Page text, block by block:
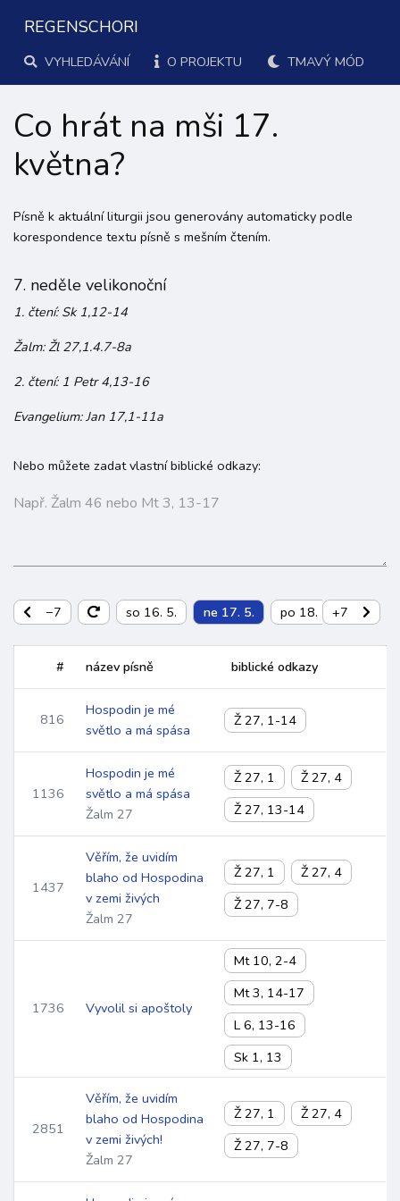
REGENSCHORI
VYHLEDÁVÁNÍ O PROJEKTU TMAVÝ MÓD
Co hrát na mši 17.
května?
Písně k aktuální liturgii jsou generovány automaticky podle
korespondence textu písně s mešním čtením.
7. neděle velikonoční
1. čtení: Sk 1,12-14
Žalm: Žl 27,1.4.7-8a
2. čtení: 1 Petr 4,13-16
Evangelium: Jan 17,1-11a
Nebo můžete zadat vlastní biblické odkazy:
−7 so 16. 5. ne 17. 5. po 18. 5. út 19.
+7
# název písně biblické odkazy
816
Hospodin je mé
světlo a má spása
Ž 27, 1-14
1136
Hospodin je mé
světlo a má spása
Žalm 27
Ž 27, 1
Ž 27, 4
Ž 27, 13-14
1437
Věřím, že uvidím
blaho od Hospodina
v zemi živých
Žalm 27
Ž 27, 1
Ž 27, 4
Ž 27, 7-8
1736 Vyvolil si apoštoly
Mt 10, 2-4
Mt 3, 14-17
L 6, 13-16
Sk 1, 13
2851
Věřím, že uvidím
blaho od Hospodina
v zemi živých!
Žalm 27
Ž 27, 1
Ž 27, 4
Ž 27, 7-8